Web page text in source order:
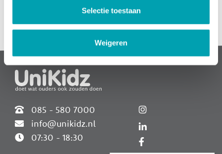
Selectie toestaan
Weigeren
085 - 580 7000
info@unikidz.nl
07:30 - 18:30